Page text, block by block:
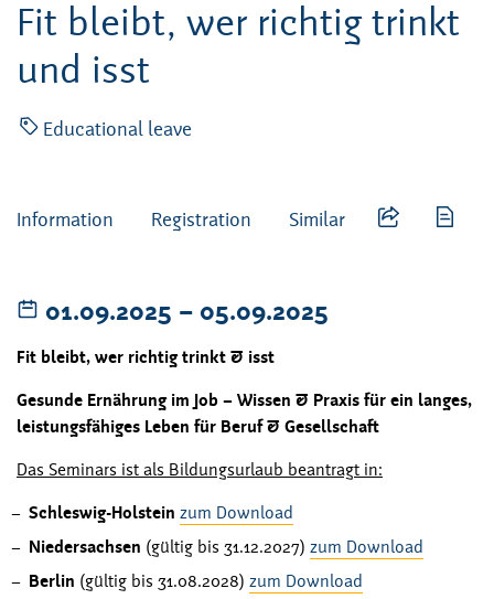
Fit bleibt, wer richtig trinkt
und isst
Educational leave
Information Registration Similar
01.09.2025 – bis
05.09.2025
Fit bleibt, wer richtig trinkt & isst
Gesunde Ernährung im Job – Wissen & Praxis für ein langes,
leistungsfähiges Leben für Beruf & Gesellschaft
Das Seminars ist als Bildungsurlaub beantragt in:
Schleswig-Holstein zum Download
Niedersachsen (gültig bis 31.12.2027) zum Download
Berlin (gültig bis 31.08.2028) zum Download